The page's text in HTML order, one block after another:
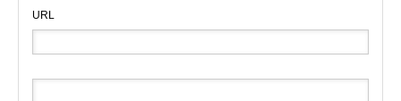
URL